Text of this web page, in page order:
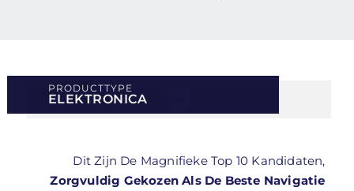
PRODUCTTYPE
ELEKTRONICA
Dit Zijn De Magnifieke Top 10 Kandidaten,
Zorgvuldig Gekozen Als De Beste Navigatie